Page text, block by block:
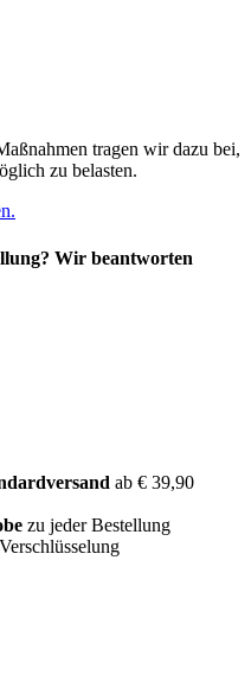
tragen wir dazu bei,
zu belasten.
Wir beantworten
ab € 39,90
zu jeder Bestellung